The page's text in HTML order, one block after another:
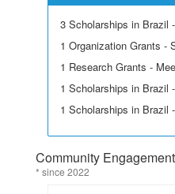
3 Scholarships in Brazil
1 Organization Grants -
1 Research Grants -
1 Scholarships in Brazil
1 Scholarships in Brazil
Community
* since 2022